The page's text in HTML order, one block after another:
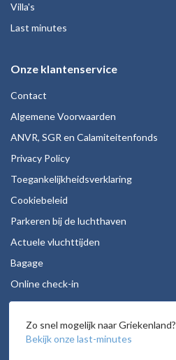
Villa's
Last minutes
Onze klantenservice
Contact
Algemene Voorwaarden
ANVR, SGR en Calamiteitenfonds
Privacy Policy
Toegankelijkheidsverklaring
Cookiebeleid
Parkeren bij de luchthaven
Actuele vluchttijden
Bagage
Online check-in
Stoelreservering
Autohuur
Vacatures
Zo snel mogelijk naar Griekenland?
Bekijk onze last-minutes